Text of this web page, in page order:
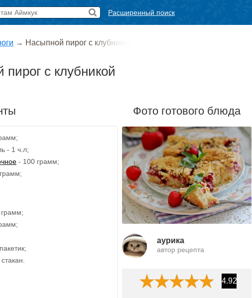
Расширенный поиск
→ Насыпной пирог с клубникой
с клубникой
- 1 ч.л;
- 100 грамм;
Фото готового блюда
aурика
автор рецепта
4.92